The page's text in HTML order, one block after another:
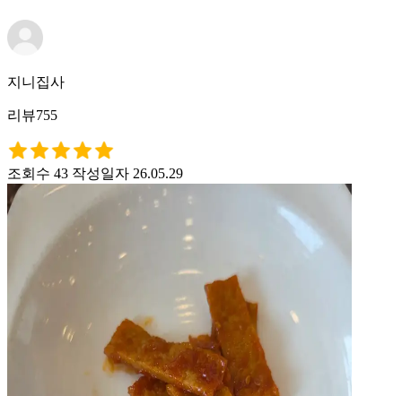
지니집사
리뷰755
조회수 43 작성일자 26.05.29